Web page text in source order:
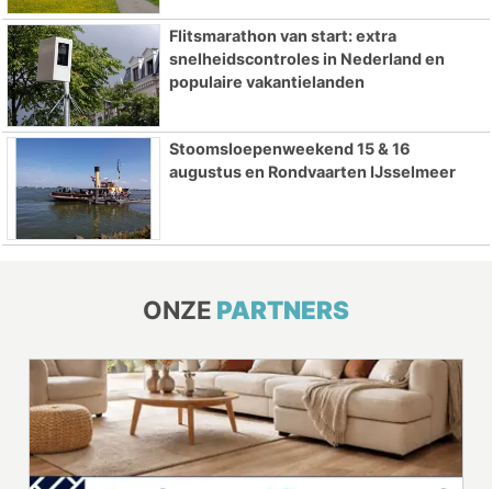
Flitsmarathon van start: extra
snelheidscontroles in Nederland en
populaire vakantielanden
Stoomsloepenweekend 15 & 16
augustus en Rondvaarten IJsselmeer
ONZE PARTNERS